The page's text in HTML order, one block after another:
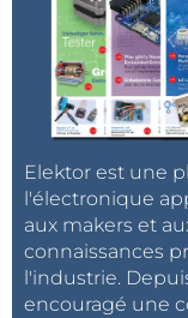
Elektor est une
l'électronique
aux makers et
connaissances
l'industrie.
encouragé une